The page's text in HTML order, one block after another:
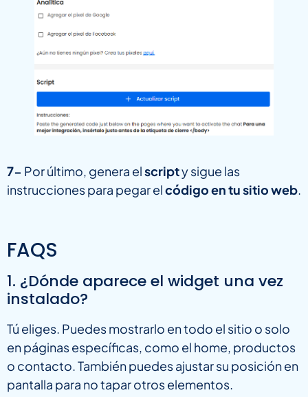
7- Por último, genera elscripty sigue las
instrucciones para pegar elcódigo en tu sitio web.
FAQS
1. ¿Dónde aparece el widget una vez
instalado?
Tú eliges. Puedes mostrarlo en todo el sitio o solo
en páginas específicas, como el home, productos
o contacto. También puedes ajustar su posición en
pantalla para no tapar otros elementos.